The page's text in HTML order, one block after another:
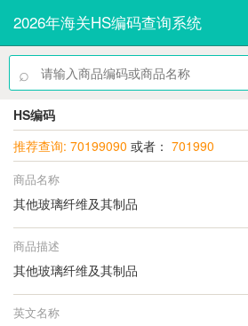
2026年海关HS编码查询系统
⌕
HS编码
推荐查询: 70199090 或者： 701990
商品名称
其他玻璃纤维及其制品
商品描述
其他玻璃纤维及其制品
英文名称